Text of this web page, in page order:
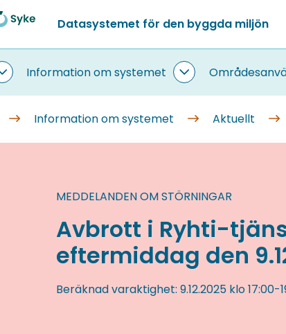
Datasystemet för den byggda miljön
Tjänster
undersidor
Information om systemet
Information
om
undersidor
Information om systemet Aktuellt
MEDDELANDEN OM STÖRNINGAR
Avbrott i Ryhti-
eftermiddag den
Beräknad varaktighet: 9.12.2025 klo 17:00-